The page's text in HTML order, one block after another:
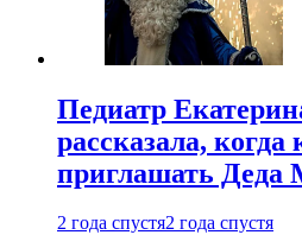
Педиатр
рассказала, когда
приглашать Деда
2 года спустя2 года спустя